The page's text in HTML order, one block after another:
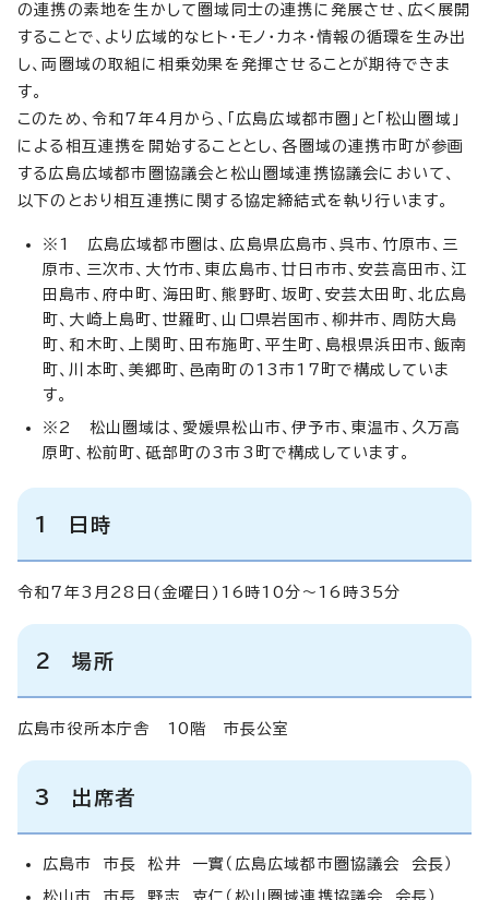
の連携の素地を生かして圏域同士の連携に発展させ、広く展開
することで、より広域的なヒト・モノ・カネ・情報の循環を生み出
し、両圏域の取組に相乗効果を発揮させることが期待できま
す。
このため、令和7年4月から、「広島広域都市圏」と「松山圏域」
による相互連携を開始することとし、各圏域の連携市町が参画
する広島広域都市圏協議会と松山圏域連携協議会において、
以下のとおり相互連携に関する協定締結式を執り行います。
※1 広島広域都市圏は、広島県広島市、呉市、竹原市、三
原市、三次市、大竹市、東広島市、廿日市市、安芸高田市、江
田島市、府中町、海田町、熊野町、坂町、安芸太田町、北広島
町、大崎上島町、世羅町、山口県岩国市、柳井市、周防大島
町、和木町、上関町、田布施町、平生町、島根県浜田市、飯南
町、川本町、美郷町、邑南町の13市17町で構成していま
す。
※2 松山圏域は、愛媛県松山市、伊予市、東温市、久万高
原町、松前町、砥部町の3市3町で構成しています。
1 日時
令和7年3月28日(金曜日)16時10分～16時35分
2 場所
広島市役所本庁舎 10階 市長公室
3 出席者
広島市 市長 松井 一實（広島広域都市圏協議会 会長）
松山市 市長 野志 克仁（松山圏域連携協議会 会長）